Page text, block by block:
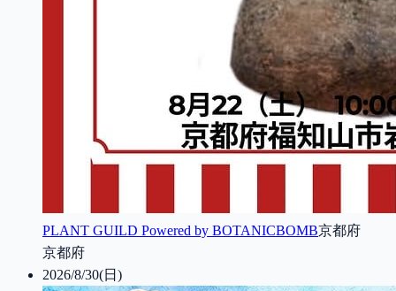
PLANT GUILD Powered by BOTANICBOMB京都府
京都府
2026/8/30(日)